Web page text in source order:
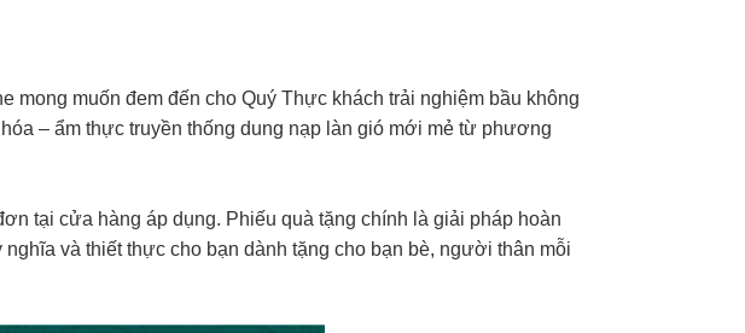
mong muốn đem đến cho Quý Thực khách trải nghiệm bầu không
– ẩm thực truyền thống dung nạp làn gió mới mẻ từ phương
tại cửa hàng áp dụng. Phiếu quà tặng chính là giải pháp hoàn
và thiết thực cho bạn dành tặng cho bạn bè, người thân mỗi